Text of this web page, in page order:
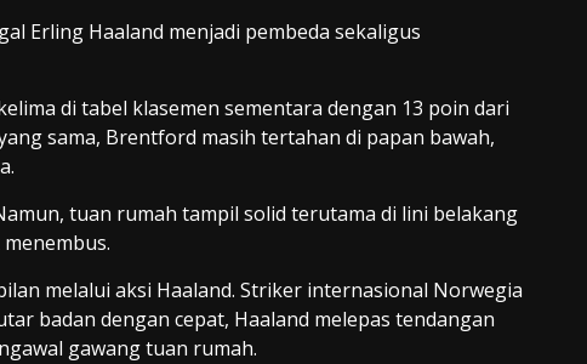
Erling Haaland menjadi pembeda sekaligus
di tabel klasemen sementara dengan 13 poin dari
sama, Brentford masih tertahan di papan bawah,
tuan rumah tampil solid terutama di lini belakang
melalui aksi Haaland. Striker internasional Norwegia
badan dengan cepat, Haaland melepas tendangan
gawang tuan rumah.